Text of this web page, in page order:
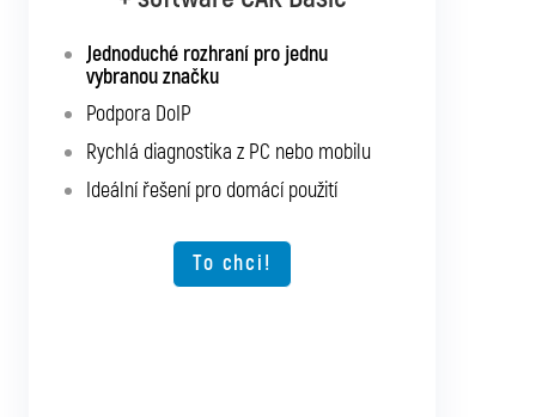
Jednoduché rozhraní pro jednu
vybranou značku
Podpora DoIP
Rychlá diagnostika z PC nebo mobilu
Ideální řešení pro domácí použití
To chci!
Diagnostika až pro 10 značek podle
Podpora starších vozidel
Rychlá diagnostika z PC nebo mobilu